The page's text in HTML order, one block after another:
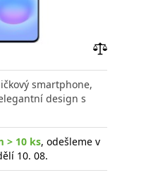
smartphone,
design s
> 10 ks, odešleme v
10. 08.